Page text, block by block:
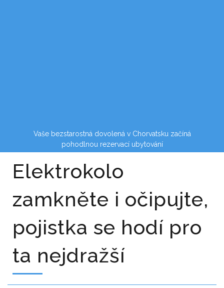
Vaše bezstarostná dovolená v Chorvatsku začíná
pohodlnou rezervací ubytování
Elektrokolo
zamkněte i očipujte,
pojistka se hodí pro
ta nejdražší